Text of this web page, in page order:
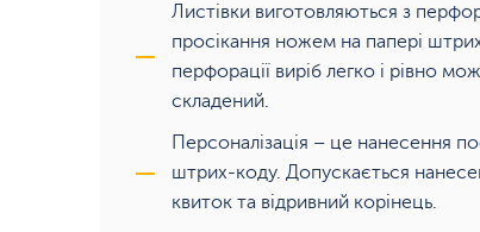
Листівки виготовляються з
просікання ножем на папері
перфорації виріб легко і рівно
складений.
Персоналізація – це нанесення
штрих-коду. Допускається
квиток та відривний корінець.